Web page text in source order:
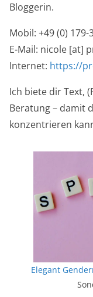
Bloggerin.
Mobil: +49 (0) 179-
E-Mail: nicole [at]
Internet: https://
Ich biete dir Text,
Beratung – damit
konzentrieren
Elegant